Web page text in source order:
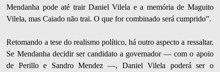
Mendanha pode até trair Daniel Vilela e a memória de Maguito
Vilela, mas Caiado não trai. O que for combinado será cumprido”.
Retomando a tese do realismo político, há outro aspecto a ressaltar.
Se Mendanha decidir ser candidato a governador — com o apoio
de Perillo e Sandro Mendez —, Daniel Vilela poderá ser o